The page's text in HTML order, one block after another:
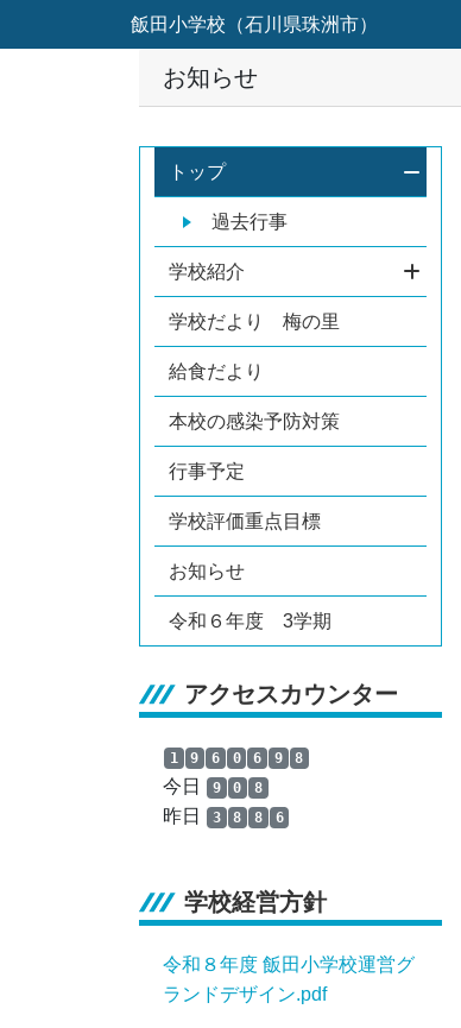
飯田小学校（石川県珠洲市）
お知らせ
トップ
過去行事
学校紹介
学校だより 梅の里
給食だより
本校の感染予防対策
行事予定
学校評価重点目標
お知らせ
令和６年度 3学期
アクセスカウンター
1 9 6 0 6 9 8
今日 9 0 8
昨日 3 8 8 6
学校経営方針
令和８年度 飯田小学校運営グ
ランドデザイン.pdf